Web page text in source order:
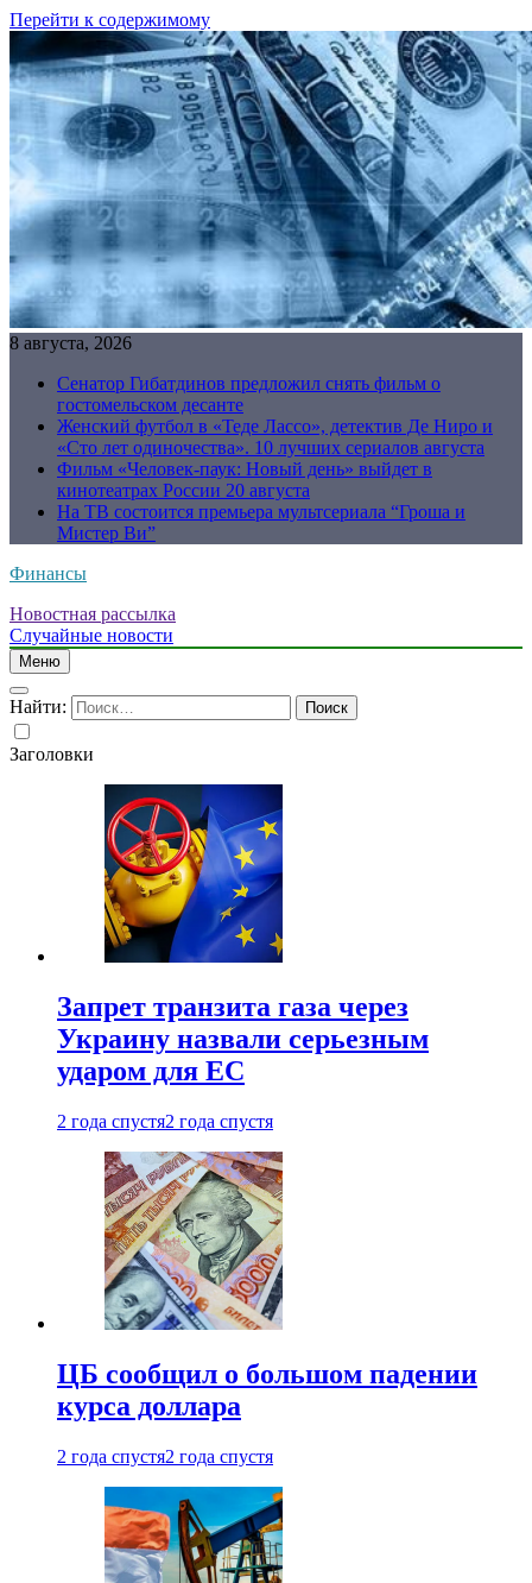
Перейти к содержимому
8 августа, 2026
Сенатор Гибатдинов предложил снять фильм о
гостомельском десанте
Женский футбол в «Теде Лассо», детектив Де Ниро и
«Сто лет одиночества». 10 лучших сериалов августа
Фильм «Человек-паук: Новый день» выйдет в
кинотеатрах России 20 августа
На ТВ состоится премьера мультсериала “Гроша и
Мистер Ви”
Финансы
Новостная рассылка
Случайные новости
Меню
Найти:
Заголовки
Запрет транзита газа через
Украину назвали серьезным
ударом для ЕС
2 года спустя2 года спустя
ЦБ сообщил о большом падении
курса доллара
2 года спустя2 года спустя